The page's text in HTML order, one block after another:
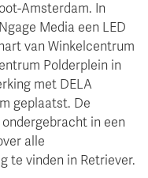
Amsterdam. In
Media een LED
van Winkelcentrum
Polderplein in
met DELA
geplaatst. De
in een
alle
te vinden in Retriever.